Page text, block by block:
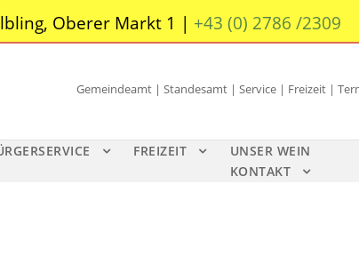
Oberer Markt 1 | +43 (0) 2786 /2309
Gemeindeamt | Standesamt | Service | Freizeit |
FREIZEIT
UNSER WEIN
KONTAKT